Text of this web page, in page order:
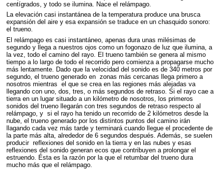
centígrados, y todo se ilumina. Nace el relámpago.
La elevación casi instantánea de la temperatura produce una brusca
expansión del aire y esa expansión se traduce en un chasquido sonoro:
el trueno.
El relámpago es casi instantáneo, apenas dura unas milésimas de
segundo y llega a nuestros ojos como un fogonazo de luz que ilumina, a
la vez, todo el camino del rayo. El trueno también se genera al mismo
tiempo a lo largo de todo el recorrido pero comienza a propagarse mucho
más lentamente. Dado que la velocidad del sonido es de 340 metros por
segundo, el trueno generado en zonas más cercanas llega primero a
nosotros mientras el que se crea en las regiones más alejadas va
llegando con uno, dos, tres, o más segundos de retraso. Si el rayo cae a
tierra en un lugar situado a un kilómetro de nosotros, los primeros
sonidos del trueno llegarán con tres segundos de retraso respecto al
relámpago, y si el rayo ha tenido un recorrido de 2 kilómetros desde la
nube, el trueno generado por los distintos puntos del camino irán
llagando cada vez más tarde y terminará cuando llegue el procedente de
la parte más alta, alrededor de 6 segundos después. Además, se suelen
producir reflexiones del sonido en la tierra y en las nubes y esas
reflexiones del sonido generan ecos que contribuyen a prolongar el
estruendo. Ésta es la razón por la que el retumbar del trueno dura
mucho más que el relámpago.